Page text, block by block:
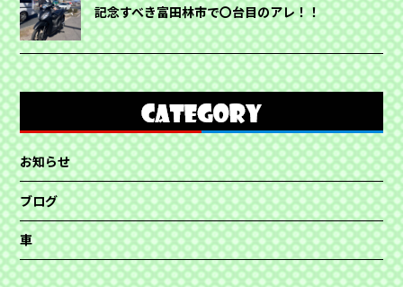
記念すべき富田林市で〇台目のアレ！！
お知らせ
ブログ
車